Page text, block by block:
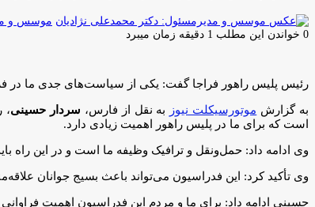
موسس و
0 خواندن این مطلب 1 دقیقه زمان میبرد
رئیس پلیس راهور فراجا گفت: يكی از سیاست‌های جدی ما در
به گزارش موتورسیکلت نیوز به نقل از فارس، سردار حسینی،
است که برای ما در پلیس راهور اهمیت زیادی دارد.
وی ادامه داد: حمل‌ونقل و ترافيک وظيفه ما است و در اين راه
وی تأکید کرد: اين فدراسيون می‌تواند باعث بسيج جوانان
حسینی ادامه داد: برای ما و‌ مردم این فدراسیون اهمیت